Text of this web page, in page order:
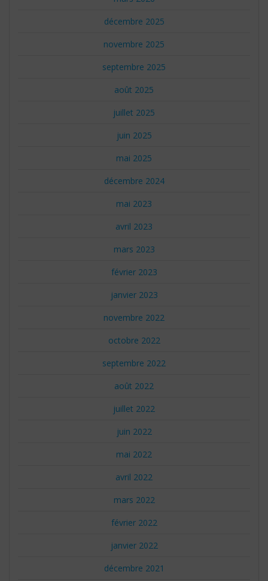
décembre 2025
novembre 2025
septembre 2025
août 2025
juillet 2025
juin 2025
mai 2025
décembre 2024
mai 2023
avril 2023
mars 2023
février 2023
janvier 2023
novembre 2022
octobre 2022
septembre 2022
août 2022
juillet 2022
juin 2022
mai 2022
avril 2022
mars 2022
février 2022
janvier 2022
décembre 2021